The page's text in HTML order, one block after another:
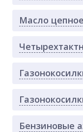
Масло цепное
Бензиновые